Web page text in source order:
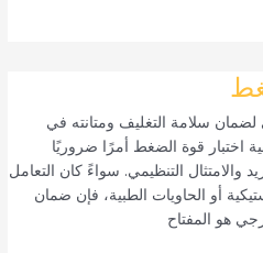
سلامة التغليف ومتانته في
اختبار قوة الضغط أمرًا ضروريًا
والامتثال التنظيمي. سواءً كان التعامل
أو الحاويات الطبية، فإن ضمان
هو المفتاح